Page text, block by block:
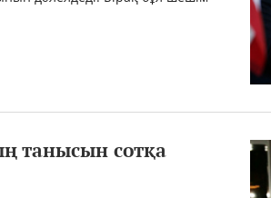
танысын сотқа